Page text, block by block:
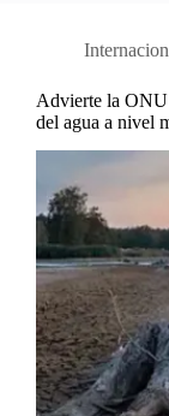
Advierte la ONU
del agua a nivel